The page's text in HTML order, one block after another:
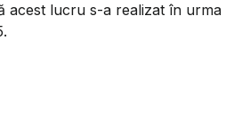
acest lucru s-a realizat în urma